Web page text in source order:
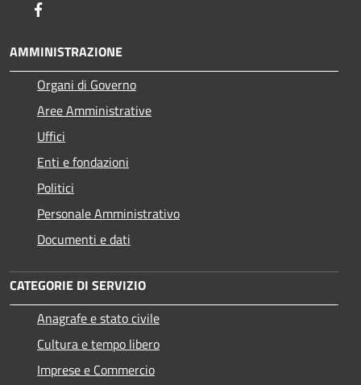
AMMINISTRAZIONE
Organi di Governo
Aree Amministrative
Uffici
Enti e fondazioni
Politici
Personale Amministrativo
Documenti e dati
CATEGORIE DI SERVIZIO
Anagrafe e stato civile
Cultura e tempo libero
Imprese e Commercio